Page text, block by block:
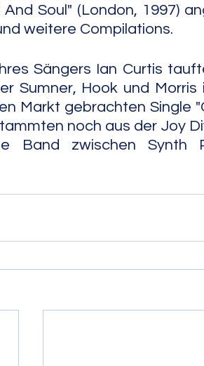
Soul" (London, 1997)
weitere Compilations.
Sängers Ian Curtis
Sumner, Hook und Morris
Markt gebrachten Single
noch aus der Joy
Band zwischen Synth